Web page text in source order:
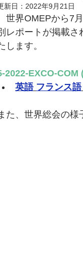
新日： 2022年9月21日
世界OMEPから7
レポートが掲載
します。
2022-EXCO-COM
英語 フランス語
た、世界総会の様